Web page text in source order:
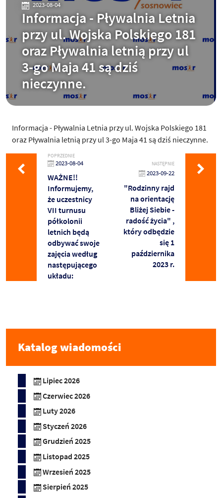
2023-08-04
Informacja - Pływalnia Letnia
przy ul. Wojska Polskiego 181
oraz Pływalnia letnią przy ul
3-go Maja 41 są dziś
nieczynne.
Informacja - Pływalnia Letnia przy ul. Wojska Polskiego 181
oraz Pływalnia letnią przy ul 3-go Maja 41 są dziś nieczynne.
POPRZEDNIE
2023-08-04
WAŻNE!!
Informujemy,
że uczestnicy
VII turnusu
półkolonii
letnich będą
odbywać swoje
zajęcia według
następującego
układu:
NASTĘPNIE
2023-09-22
"Rodzinny rajd
na orientację
Bliżej Siebie -
radość życia" ,
który odbędzie
się 1
października
2023 r.
Katalog wiadomości
Lipiec 2026
Czerwiec 2026
Luty 2026
Styczeń 2026
Grudzień 2025
Listopad 2025
Wrzesień 2025
Sierpień 2025